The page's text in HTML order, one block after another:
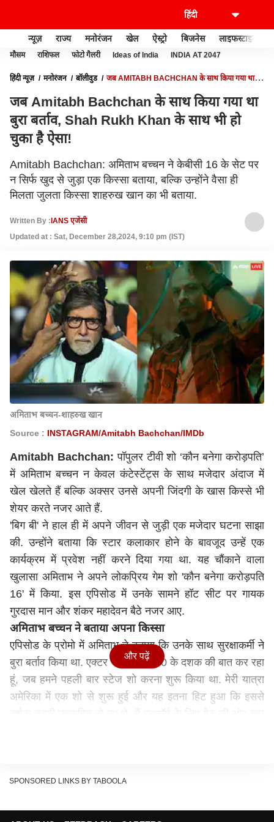
न्यूज़ राज्य मनोरंजन खेल ऐस्ट्रो बिजनेस लाइफस्टाइल
मौसम राशिफल फोटो गैलरी Ideas of India INDIA AT 2047
हिंदी न्यूज़ मनोरंजन बॉलीवुड
जब AMITABH BACHCHAN के साथ किया गया था
जब Amitabh Bachchan के साथ किया गया था
बुरा बर्ताव, Shah Rukh Khan के साथ भी हो
चुका है ऐसा!
Amitabh Bachchan: अमिताभ बच्चन ने केबीसी 16 के सेट पर
न सिर्फ खुद से जुड़ा एक किस्सा बताया, बल्कि उन्होंने वैसा ही
मिलता जुलता किस्सा शाहरुख खान का भी बताया.
Written By :IANS एजेंसी
Updated at : Sat, December 28,2024, 9:10 pm (IST)
अमिताभ बच्चन-शाहरुख खान
Source : INSTAGRAM/Amitabh Bachchan/IMDb
Amitabh Bachchan: पॉपुलर टीवी शो ‘कौन बनेगा करोड़पति’
में अमिताभ बच्चन न केवल कंटेस्टेंट्स के साथ मजेदार अंदाज में
खेल खेलते हैं बल्कि अक्सर उनसे अपनी जिंदगी के खास किस्से भी
शेयर करते नजर आते हैं.
'बिग बी' ने हाल ही में अपने जीवन से जुड़ी एक मजेदार घटना साझा
की. उन्होंने बताया कि स्टार कलाकार होने के बावजूद उन्हें एक
कार्यक्रम में प्रवेश नहीं करने दिया गया था. यह चौंकाने वाला
खुलासा अमिताभ ने अपने लोकप्रिय गेम शो 'कौन बनेगा करोड़पति
16' में किया. इस एपिसोड में उनके सामने हॉट सीट पर गायक
गुरदास मान और शंकर महादेवन बैठे नजर आए.
अमिताभ बच्चन ने बताया अपना किस्सा
एपिसोड के प्रोमो में अमिताभ ने बताया कि उनके साथ सुरक्षाकर्मी ने
बुरा बर्ताव किया था. एक्टर ने कहा, "मैं 80 के दशक की बात कर रहा
हूं, जब हमने पहली बार स्टेज शो करना शुरू किया था. मेरी यात्रा
अमेरिका में एक शो से शुरू हुई और यह इतना हिट हुआ कि इससे
और पढ़ें
SPONSORED LINKS BY TABOOLA